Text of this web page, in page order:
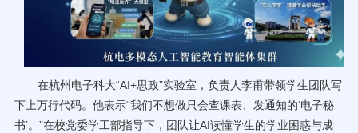
在杭州电子科大“AI+思政”实验室，负责人李甫带领学生团队写
下上万行代码。他表示“我们不想做只会查课表、发通知的‘电子秘
书’。”在校党委学工部指导下，团队让AI读懂学生的学业困惑与成